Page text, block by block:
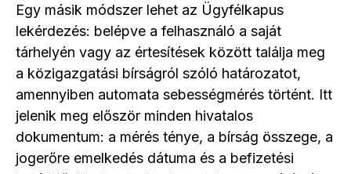
Egy másik módszer lehet az Ügyfélkapus
lekérdezés: belépve a felhasználó a saját
tárhelyén vagy az értesítések között találja meg
a közigazgatási bírságról szóló határozatot,
amennyiben automata sebességmérés történt. Itt
jelenik meg először minden hivatalos
dokumentum: a mérés ténye, a bírság összege, a
jogerőre emelkedés dátuma és a befizetési